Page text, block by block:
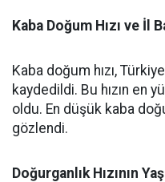
Kaba Doğum Hızı ve İl
Kaba doğum hızı,
kaydedildi. Bu hızın en
oldu. En düşük kaba
gözlendi.
Doğurganlık Hızının